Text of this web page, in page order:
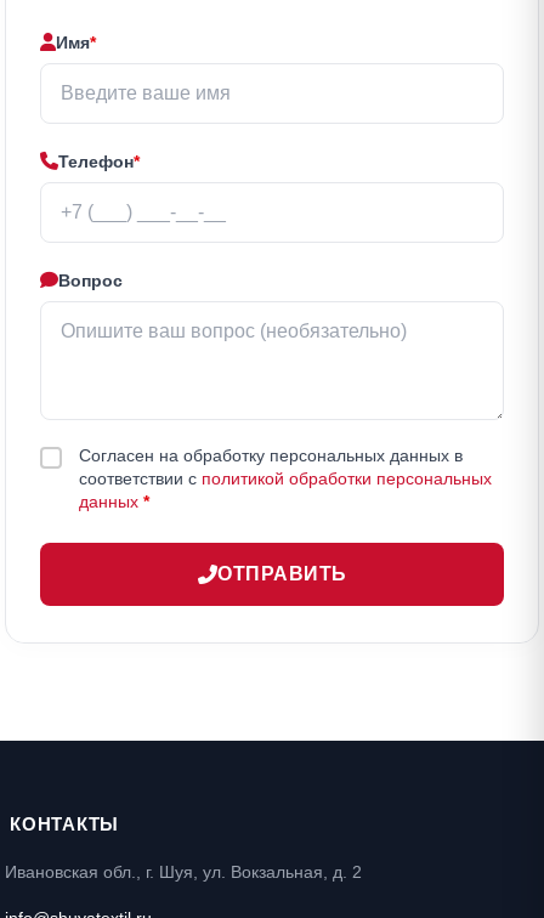
Имя*
Телефон*
Вопрос
Согласен на обработку персональных данных в
соответствии с политикой обработки персональных
данных *
ОТПРАВИТЬ
КОНТАКТЫ
Ивановская обл., г. Шуя, ул. Вокзальная, д. 2